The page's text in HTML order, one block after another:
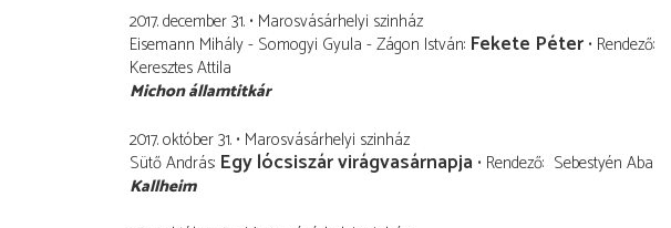
2017. december 31. Marosvásárhelyi szinház
Eisemann Mihály - Somogyi Gyula - Zágon István Fekete Péter Rendező
Keresztes Attila
Michon államtitkár
2017. október 31. Marosvásárhelyi szinház
Sütő András Egy lócsiszár virágvasárnapja Rendező Sebestyén Aba
Kallheim